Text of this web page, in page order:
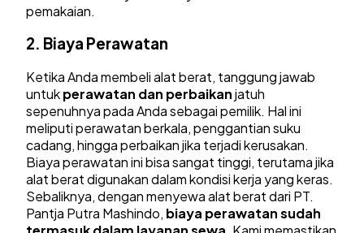
pemakaian.
2. Biaya Perawatan
Ketika Anda membeli alat berat, tanggung jawab
untukperawatan dan perbaikanjatuh
sepenuhnya pada Anda sebagai pemilik. Hal ini
meliputi perawatan berkala, penggantian suku
cadang, hingga perbaikan jika terjadi kerusakan.
Biaya perawatan ini bisa sangat tinggi, terutama jika
alat berat digunakan dalam kondisi kerja yang keras.
Sebaliknya, dengan menyewa alat berat dari PT.
Pantja Putra Mashindo, biaya perawatan sudah